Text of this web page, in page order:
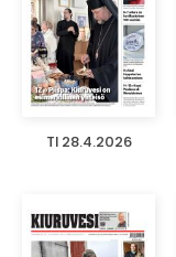
TI 28.4.2026